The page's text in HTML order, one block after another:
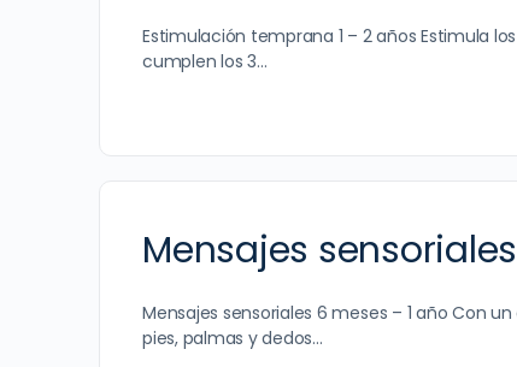
Estimulación temprana 1 – 2 años Estimula
cumplen los 3…
Mensajes sensoriales
Mensajes sensoriales 6 meses – 1 año Con
pies, palmas y dedos…